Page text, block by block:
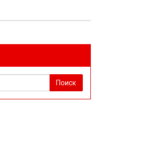
Поиск